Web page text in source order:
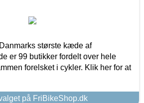
største kæde af
er 99 butikker fordelt over hele
forelsket i cykler. Klik her for at
på FriBikeShop.dk